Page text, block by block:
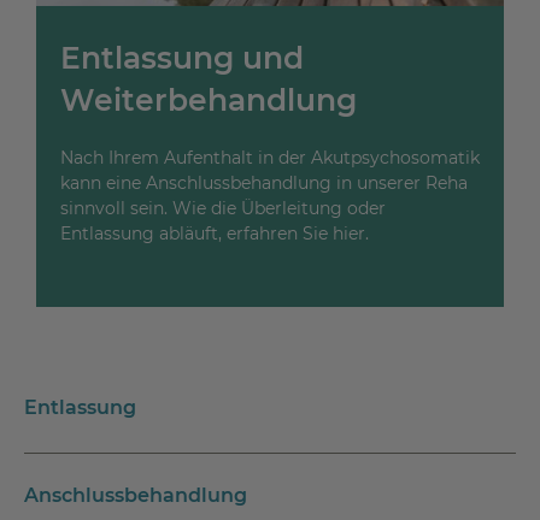
Entlassung und
Weiterbehandlung
Nach Ihrem Aufenthalt in der Akutpsychosomatik
kann eine Anschlussbehandlung in unserer Reha
sinnvoll sein. Wie die Überleitung oder
Entlassung abläuft, erfahren Sie hier.
Entlassung
Anschlussbehandlung